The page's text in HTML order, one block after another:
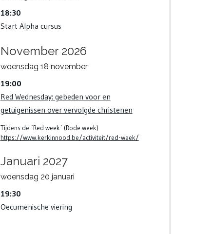
18:30
Start Alpha cursus
November 2026
woensdag 18 november
19:00
Red Wednesday: gebeden voor en
getuigenissen over vervolgde christenen
Tijdens de ´Red week´ (Rode week)
https://www.kerkinnood.be/activiteit/red-week/
Januari 2027
woensdag 20 januari
19:30
Oecumenische viering